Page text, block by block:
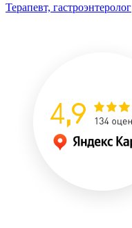
Терапевт, гастроэнтеролог